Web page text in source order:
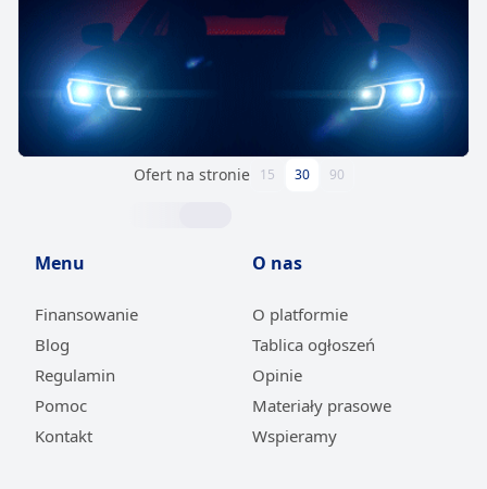
Ofert na stronie 15 30 90
Menu
Finansowanie
Blog
Regulamin
Pomoc
Kontakt
O nas
O platformie
Tablica ogłoszeń
Opinie
Materiały prasowe
Wspieramy